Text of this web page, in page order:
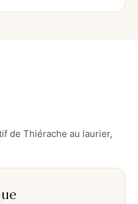
de Thiérache au laurier,